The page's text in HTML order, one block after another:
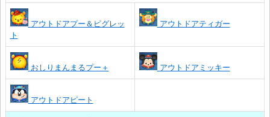
アウトドアプー＆ピグレッ
ト
アウトドアティガー
おしりまんまるプー＋ アウトドアミッキー
アウトドアピート